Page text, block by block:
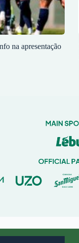
na apresentação